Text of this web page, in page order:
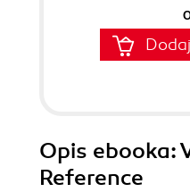
Opis ebooka:
Reference